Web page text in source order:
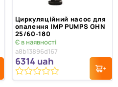
Циркуляційний насос для
опалення IMP PUMPS GHN
25/60-180
Є в наявності
a8b13896d167
6314 uah